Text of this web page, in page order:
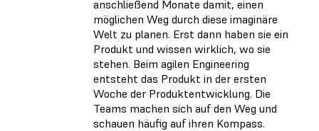
anschließend Monate damit, einen
möglichen Weg durch diese imaginäre
Welt zu planen. Erst dann haben sie ein
Produkt und wissen wirklich, wo sie
stehen. Beim agilen Engineering
entsteht das Produkt in der ersten
Woche der Produktentwicklung. Die
Teams machen sich auf den Weg und
schauen häufig auf ihren Kompass.